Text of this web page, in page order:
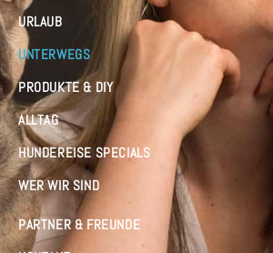
URLAUB
UNTERWEGS
PRODUKTE & DIY
ALLTAG
HUNDEREISE SPECIALS
WER WIR SIND
PARTNER & FREUNDE